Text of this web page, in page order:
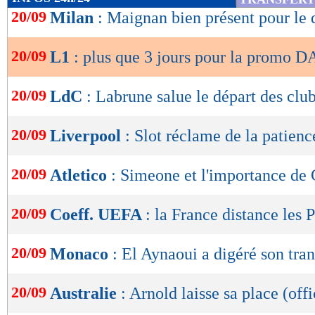
de
OK
20/09 Milan : Maignan bien présent pour le
20/09 L1 : plus que 3 jours pour la promo
20/09 LdC : Labrune salue le départ des
20/09 Liverpool : Slot réclame de la
20/09 Atletico : Simeone et l'importance de
20/09 Coeff. UEFA : la France distance les
20/09 Monaco : El Aynaoui a digéré son
20/09 Australie : Arnold laisse sa place